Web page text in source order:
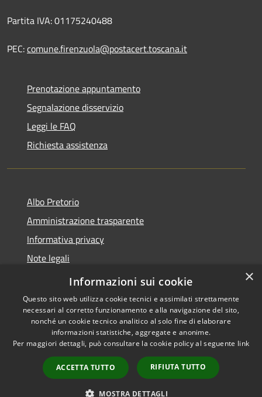
Partita IVA: 01175240488
PEC:comune.firenzuola@postacert.toscana.it
Prenotazione appuntamento
Segnalazione disservizio
Leggi le FAQ
Richiesta assistenza
Albo Pretorio
Amministrazione trasparente
Informativa privacy
Note legali
Dichiarazione di accessibilità
Accessibilità
Copyright © 2026 • Comune di
Firenzuola • Powered by
Municipium•
Accesso
redazione
×
Informazioni sui cookie
Questo sito web utilizza cookie tecnici e assimilati strettamente
necessari al corretto funzionamento e alla navigazione del sito,
nonché un cookie tecnico analitico al solo fine di elaborare
informazioni statistiche, aggregate e anonime.
Per maggiori dettagli, può consultare la cookie policy al seguente link
ACCETTA TUTTO RIFIUTA TUTTO
MOSTRA DETTAGLI